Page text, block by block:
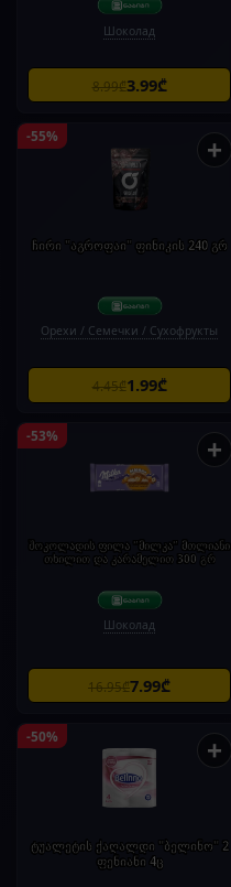
Шоколад
8.99₾3.99₾
-55% +
ჩირი "აგროფაი" ფინიკის 240 გრ
Орехи / Семечки / Сухофрукты
4.45₾1.99₾
-53% +
შოკოლადის ფილა "მილკა" მთლიანი
თხილით და კარამელით 300 გრ
Шоколад
16.95₾7.99₾
-50% +
ტუალეტის ქაღალდი "ბელინო" 2
ფენიანი 4ც